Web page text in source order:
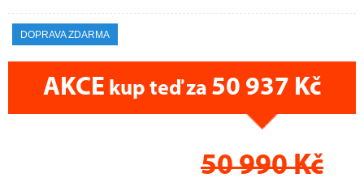
DOPRAVA ZDARMA
AKCE kup teď za 50 937 Kč
50 990Kč